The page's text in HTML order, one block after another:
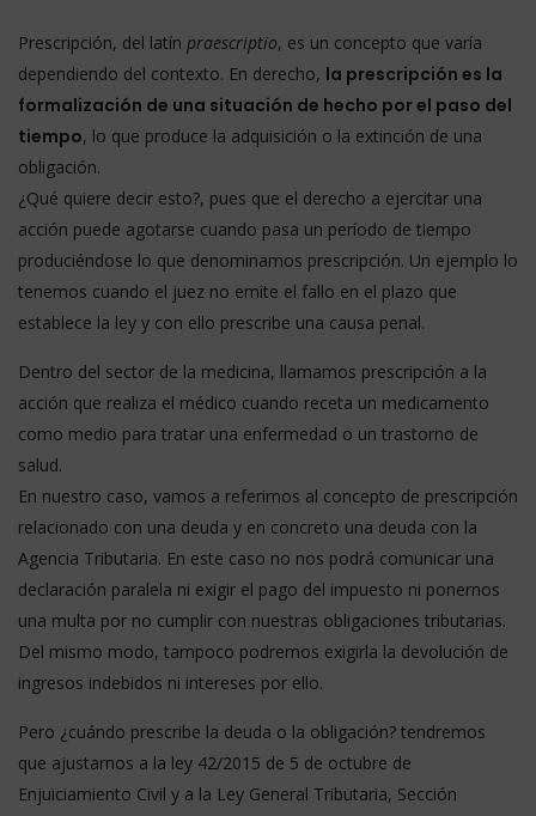
Prescripción, del latín praescriptio, es un concepto que varía
dependiendo del contexto. En derecho, la prescripción es la
formalización de una situación de hecho por el paso del
tiempo, lo que produce la adquisición o la extinción de una
obligación.
¿Qué quiere decir esto?, pues que el derecho a ejercitar una
acción puede agotarse cuando pasa un período de tiempo
produciéndose lo que denominamos prescripción. Un ejemplo lo
tenemos cuando el juez no emite el fallo en el plazo que
establece la ley y con ello prescribe una causa penal.
Dentro del sector de la medicina, llamamos prescripción a la
acción que realiza el médico cuando receta un medicamento
como medio para tratar una enfermedad o un trastorno de
salud.
En nuestro caso, vamos a referirnos al concepto de prescripción
relacionado con una deuda y en concreto una deuda con la
Agencia Tributaria. En este caso no nos podrá comunicar una
declaración paralela ni exigir el pago del impuesto ni ponernos
una multa por no cumplir con nuestras obligaciones tributarias.
Del mismo modo, tampoco podremos exigirla la devolución de
ingresos indebidos ni intereses por ello.
Pero ¿cuándo prescribe la deuda o la obligación? tendremos
que ajustarnos a la ley 42/2015 de 5 de octubre de
Enjuiciamiento Civil y a la Ley General Tributaria, Sección